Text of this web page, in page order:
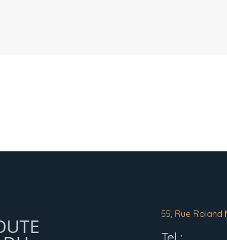
55, Rue Roland